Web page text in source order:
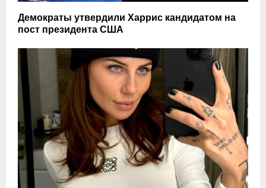
Демократы утвердили Харрис кандидатом на
пост президента США